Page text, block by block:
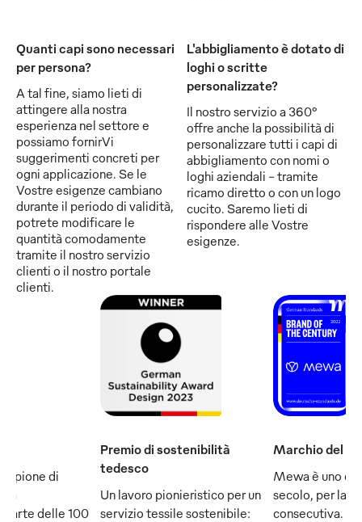
Quanti capi sono necessari
per persona?
A tal fine, siamo lieti di
attingere alla nostra
esperienza nel settore e
possiamo fornirVi
suggerimenti concreti per
ogni applicazione. Se le
Vostre esigenze cambiano
durante il periodo di validità,
potrete modificare le
quantità comodamente
tramite il nostro servizio
clienti o il nostro portale
clienti.
L'abbigliamento è dotato di
loghi o scritte
personalizzate?
Il nostro servizio a 360°
offre anche la possibilità di
personalizzare tutti i capi di
abbigliamento con nomi o
loghi aziendali - tramite
ricamo diretto o con un logo
cucito. Saremo lieti di
rispondere alle Vostre
esigenze.
di
fa
delle 100
Premio di sostenibilità
tedesco
Un lavoro pionieristico per un
servizio tessile sostenibile:
Marchio del
Mewa è uno
secolo, per la
consecutiva.